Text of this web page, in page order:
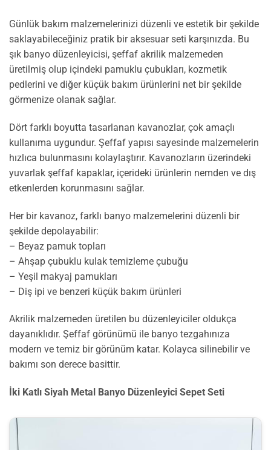
Günlük bakım malzemelerinizi düzenli ve estetik bir şekilde
saklayabileceğiniz pratik bir aksesuar seti karşınızda. Bu
şık banyo düzenleyicisi, şeffaf akrilik malzemeden
üretilmiş olup içindeki pamuklu çubukları, kozmetik
pedlerini ve diğer küçük bakım ürünlerini net bir şekilde
görmenize olanak sağlar.
Dört farklı boyutta tasarlanan kavanozlar, çok amaçlı
kullanıma uygundur. Şeffaf yapısı sayesinde malzemelerin
hızlıca bulunmasını kolaylaştırır. Kavanozların üzerindeki
yuvarlak şeffaf kapaklar, içerideki ürünlerin nemden ve dış
etkenlerden korunmasını sağlar.
Her bir kavanoz, farklı banyo malzemelerini düzenli bir
şekilde depolayabilir:
– Beyaz pamuk topları
– Ahşap çubuklu kulak temizleme çubuğu
– Yeşil makyaj pamukları
– Diş ipi ve benzeri küçük bakım ürünleri
Akrilik malzemeden üretilen bu düzenleyiciler oldukça
dayanıklıdır. Şeffaf görünümü ile banyo tezgahınıza
modern ve temiz bir görünüm katar. Kolayca silinebilir ve
bakımı son derece basittir.
İki Katlı Siyah Metal Banyo Düzenleyici Sepet Seti